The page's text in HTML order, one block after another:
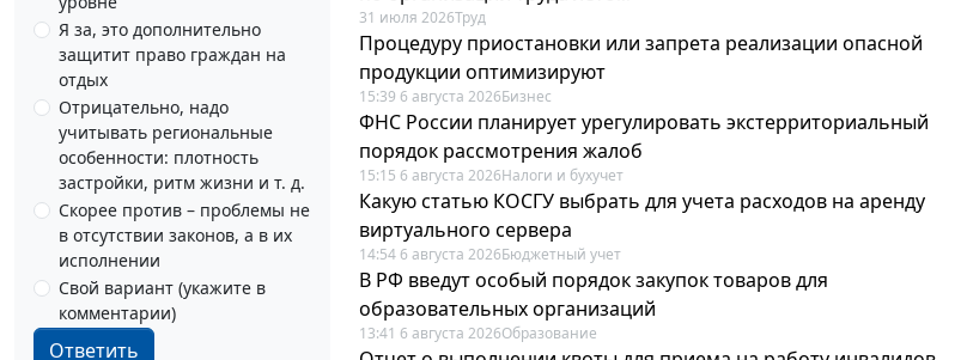
Я за, это дополнительно
защитит право граждан на
отдых
Отрицательно, надо
учитывать региональные
особенности: плотность
застройки, ритм жизни и т. д.
Скорее против – проблемы не
в отсутствии законов, а в их
исполнении
Свой вариант (укажите в
комментарии)
Ответить
31 июля 2026Труд
Процедуру приостановки или запрета реализации опасной
продукции оптимизируют
15:39 6 августа 2026Бизнес
ФНС России планирует урегулировать экстерриториальный
порядок рассмотрения жалоб
15:15 6 августа 2026Налоги и бухучет
Какую статью КОСГУ выбрать для учета расходов на аренду
виртуального сервера
14:54 6 августа 2026Бюджетный учет
В РФ введут особый порядок закупок товаров для
образовательных организаций
13:41 6 августа 2026Образование